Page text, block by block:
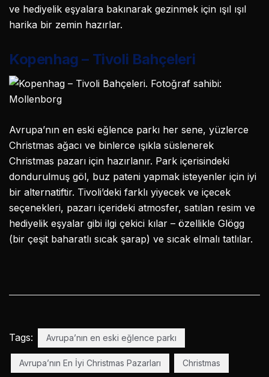
ve hediyelik eşyalara bakınarak gezinmek için ışıl ışıl
harika bir zemin hazırlar.
Kopenhag – Tivoli Bahçeleri
Avrupa’nın en eski eğlence parkı her sene, yüzlerce
Christmas ağacı ve binlerce ışıkla süslenerek
Christmas pazarı için hazırlanır. Park içerisindeki
dondurulmuş göl, buz pateni yapmak isteyenler için iyi
bir alternatiftir. Tivoli’deki farklı yiyecek ve içecek
seçenekleri, pazarı içerideki atmosfer, satılan resim ve
hediyelik eşyalar gibi ilgi çekici kılar – özellikle Glögg
(bir çeşit baharatlı sıcak şarap) ve sıcak elmalı tatlılar.
Tags: Avrupa’nın en eski eğlence parkı
Avrupa’nın En İyi Christmas Pazarları Christmas